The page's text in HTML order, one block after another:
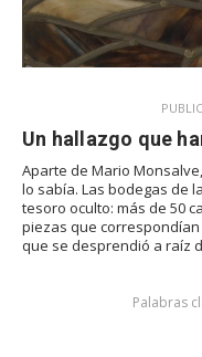
Un hallazgo que
Aparte de Mario
lo sabía. Las bodegas de
tesoro oculto: más de 50
piezas que
que se desprendió a raíz
Palabras